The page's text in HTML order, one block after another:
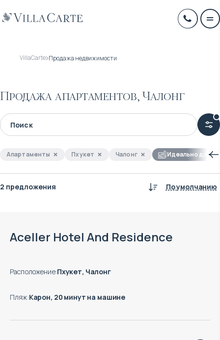
VillaCarte Продажа недвижимости
Продажа апартаментов, Чалонг
Апартаменты Пхукет Чалонг Идеально для
2 предложения По умолчанию
Aceller Hotel And Residence
Расположение:Пхукет, Чалонг
Пляж:Карон, 20 минут на машине